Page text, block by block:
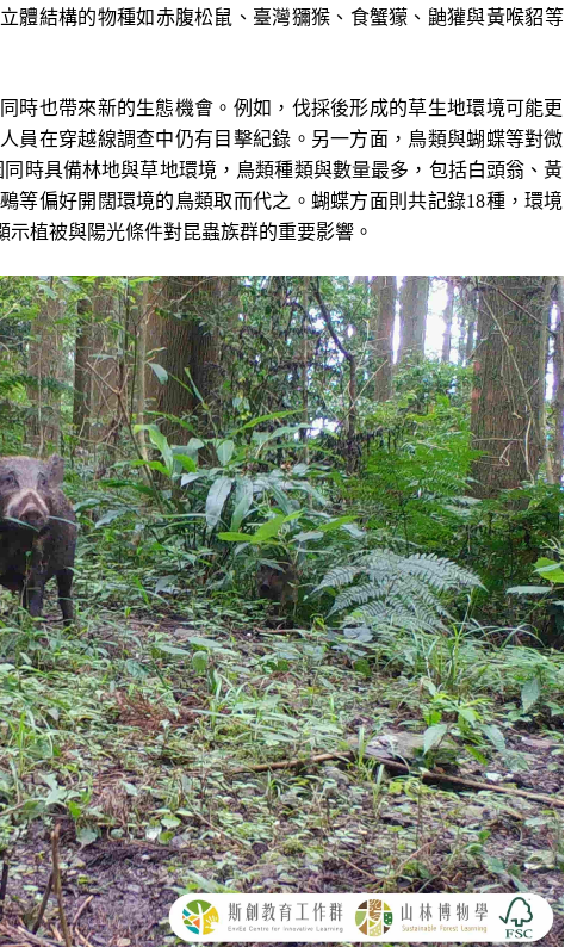
體結構的物種如赤腹松鼠、臺灣獼猴、食蟹獴、鼬獾與黃喉貂等
時也帶來新的生態機會。例如，伐採後形成的草生地環境可能更
員在穿越線調查中仍有目擊紀錄。另一方面，鳥類與蝴蝶等對微
時具備林地與草地環境，鳥類種類與數量最多，包括白頭翁、黃
等偏好開闊環境的鳥類取而代之。蝴蝶方面則共記錄18種，環境
植被與陽光條件對昆蟲族群的重要影響。